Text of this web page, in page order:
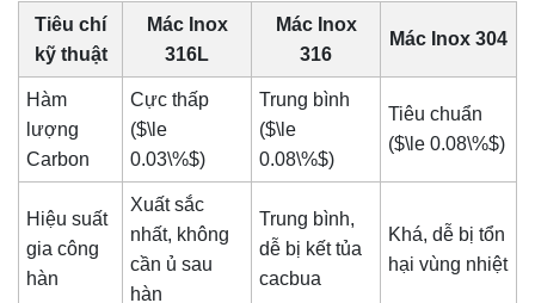
Tiêu chí
kỹ thuật
Mác Inox
316L
Mác Inox
316
Mác Inox 304
Hàm
lượng
Carbon
Cực thấp
($\le
0.03\%$)
Trung bình
($\le
0.08\%$)
Tiêu chuẩn
($\le 0.08\%$)
Hiệu suất
gia công
hàn
Xuất sắc
nhất, không
cần ủ sau
hàn
Trung bình,
dễ bị kết tủa
cacbua
Khá, dễ bị tổn
hại vùng nhiệt